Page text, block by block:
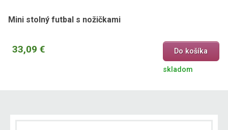
Mini stolný futbal s nožičkami
33,09 € Do košíka
skladom